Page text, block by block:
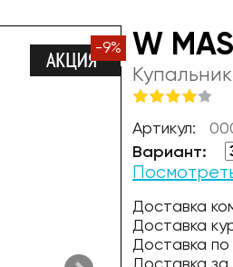
-9% W
Артикул:
Вариант:
Доставка
Доставка
Доставка
Доставка